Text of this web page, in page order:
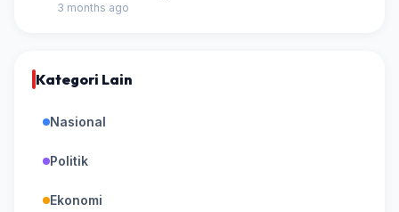
3 months ago
Kategori Lain
Nasional
Politik
Ekonomi